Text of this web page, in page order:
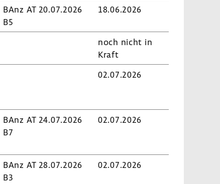
BAnz AT 20.07.2026
B5
18.06.2026
noch nicht in
Kraft
02.07.2026
BAnz AT 24.07.2026
B7
02.07.2026
BAnz AT 28.07.2026
B3
02.07.2026